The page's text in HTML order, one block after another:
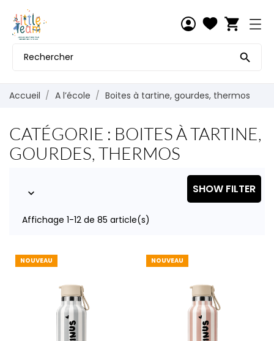
shopping_cart

Accueil A l’école Boites à tartine, gourdes, thermos
CATÉGORIE : BOITES À TARTINE,
GOURDES, THERMOS
 SHOW FILTER
Affichage 1-12 de 85 article(s)
NOUVEAU NOUVEAU